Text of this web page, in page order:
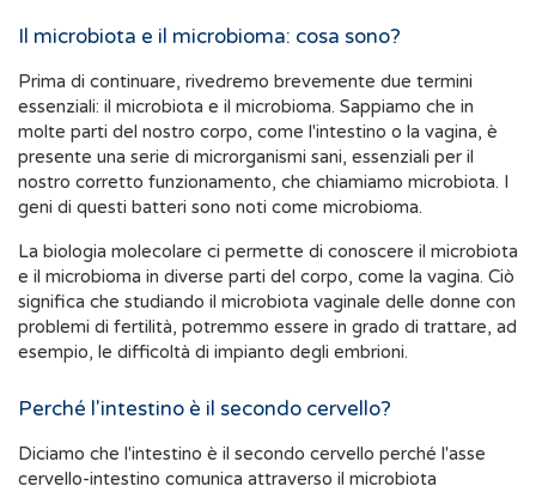
Il microbiota e il microbioma: cosa sono?
Prima di continuare, rivedremo brevemente due termini
essenziali: il microbiota e il microbioma. Sappiamo che in
molte parti del nostro corpo, come l'intestino o la vagina, è
presente una serie di microrganismi sani, essenziali per il
nostro corretto funzionamento, che chiamiamo microbiota. I
geni di questi batteri sono noti come microbioma.
La biologia molecolare ci permette di conoscere il microbiota
e il microbioma in diverse parti del corpo, come la vagina. Ciò
significa che studiando il microbiota vaginale delle donne con
problemi di fertilità, potremmo essere in grado di trattare, ad
esempio, le difficoltà di impianto degli embrioni.
Perché l'intestino è il secondo cervello?
Diciamo che l'intestino è il secondo cervello perché l'asse
cervello-intestino comunica attraverso il microbiota